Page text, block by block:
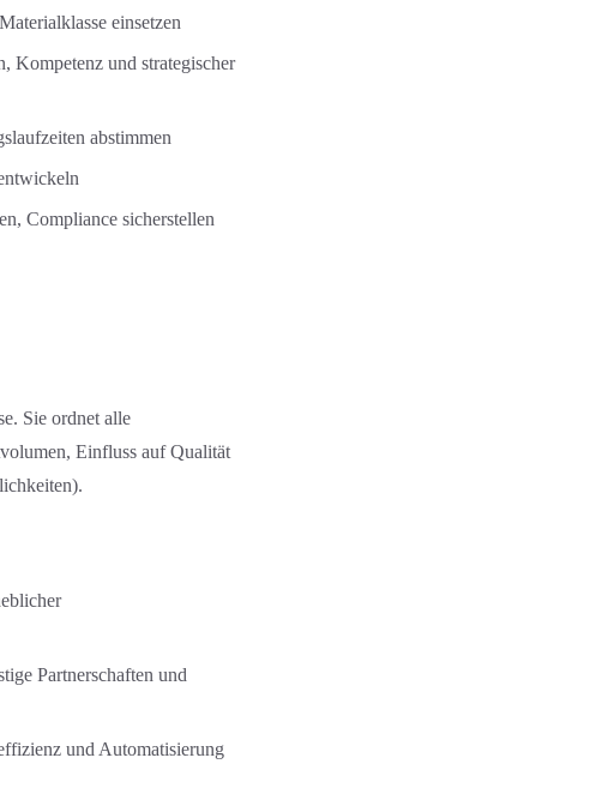
einsetzen
Kompetenz und strategischer
abstimmen
Compliance sicherstellen
Sie ordnet alle
Einfluss auf Qualität
Partnerschaften und
und Automatisierung